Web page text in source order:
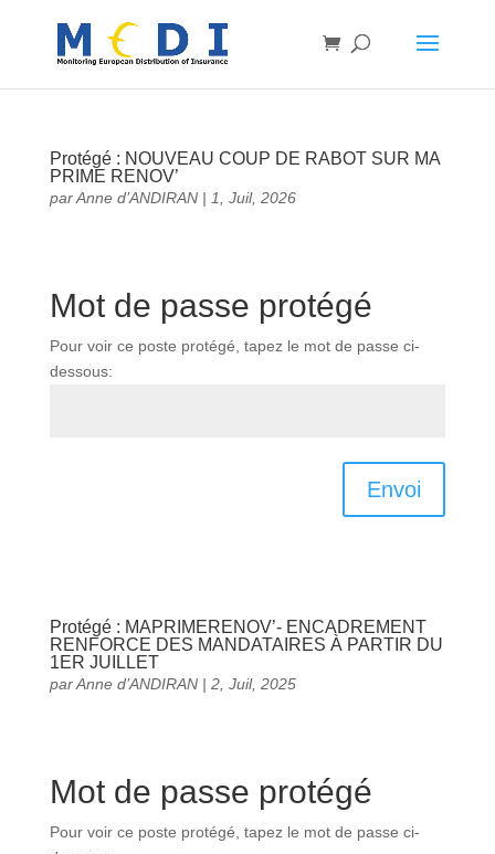
Protégé : NOUVEAU COUP DE RABOT SUR MA
PRIME RENOV’
parAnne d’ANDIRAN| 1, Juil, 2026
Mot de passe protégé
Pour voir ce poste protégé, tapez le mot de passe ci-
dessous:
Envoi
Protégé : MAPRIMERENOV’- ENCADREMENT
RENFORCE DES MANDATAIRES À PARTIR DU
1ER JUILLET
parAnne d’ANDIRAN| 2, Juil, 2025
Mot de passe protégé
Pour voir ce poste protégé, tapez le mot de passe ci-